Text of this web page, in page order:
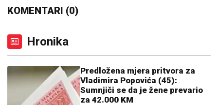
KOMENTARI (0)
Hronika
Predložena mjera pritvora za
Vladimira Popovića (45):
Sumnjiči se da je žene prevario
za 42.000 KM